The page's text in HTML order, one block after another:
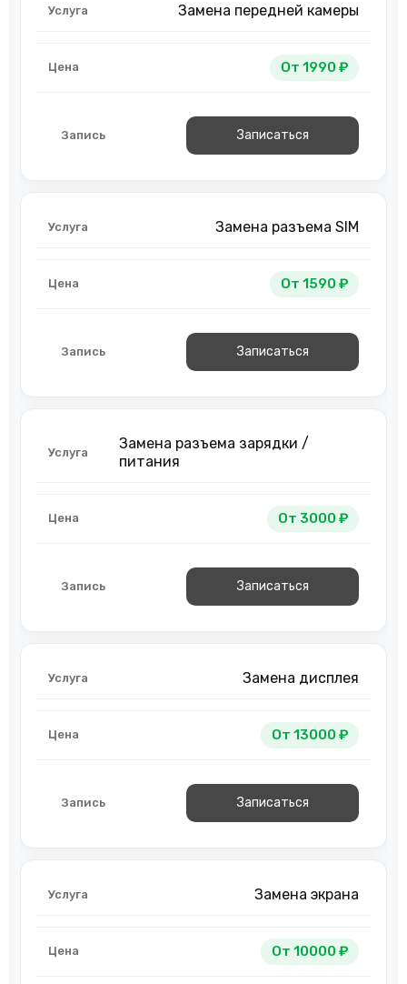
Замена передней камеры
От 1990 ₽
Записаться
Замена разъема SIM
От 1590 ₽
Записаться
Замена разъема зарядки /
питания
От 3000 ₽
Записаться
Замена дисплея
От 13000 ₽
Записаться
Замена экрана
От 10000 ₽